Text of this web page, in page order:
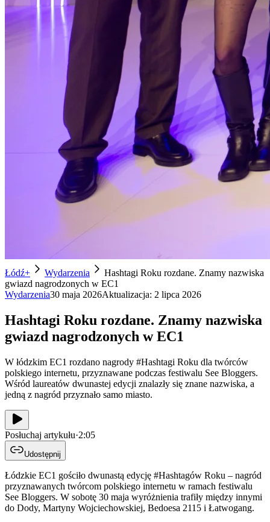
Łódź+ Wydarzenia
Hashtagi Roku rozdane. Znamy nazwiska
gwiazd nagrodzonych w EC1
Wydarzenia30 maja 2026Aktualizacja: 2 lipca 2026
Hashtagi Roku rozdane. Znamy nazwiska
gwiazd nagrodzonych w EC1
W łódzkim EC1 rozdano nagrody #Hashtagi Roku dla twórców
polskiego internetu, przyznawane podczas festiwalu See Bloggers.
Wśród laureatów dwunastej edycji znalazły się znane nazwiska, a
jedną z nagród przyznało samo miasto.
Posłuchaj artykułu·2:05
Udostępnij
Łódzkie EC1 gościło dwunastą edycję #Hashtagów Roku – nagród
przyznawanych twórcom polskiego internetu w ramach festiwalu
See Bloggers. W sobotę 30 maja wyróżnienia trafiły między innymi
do Dody, Martyny Wojciechowskiej, Bedoesa 2115 i Łatwogang.